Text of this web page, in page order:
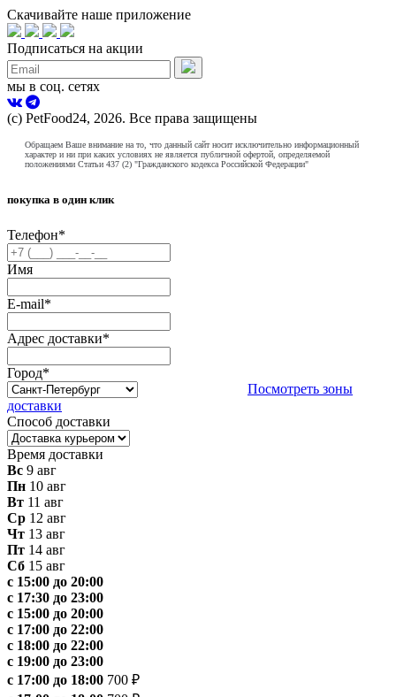
Скачивайте наше приложение
Подписаться на акции
мы в соц. сетях
(с) PetFood24, 2026. Все права защищены
Обращаем Ваше внимание на то, что данный сайт носит исключительно информационный
характер и ни при каких условиях не является публичной офертой, определяемой
положениями Статьи 437 (2) "Гражданского кодекса Российской Федерации"
покупка в один клик
Телефон*
Имя
E-mail*
Адрес доставки*
Город*
Посмотреть зоны
доставки
Способ доставки
Время доставки
Вс 9 авг
Пн 10 авг
Вт 11 авг
Ср 12 авг
Чт 13 авг
Пт 14 авг
Сб 15 авг
с 15:00 до 20:00
с 17:30 до 23:00
с 15:00 до 20:00
с 17:00 до 22:00
с 18:00 до 22:00
с 19:00 до 23:00
с 17:00 до 18:00 700 ₽